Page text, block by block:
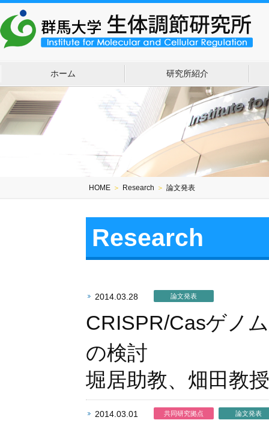
ホーム 研究所紹介
HOME ＞ Research ＞ 論文発表
Research
2014.03.28 論文発表
CRISPR/Casゲノ
の検討
堀居助教、畑田教
2014.03.01 共同研究拠点 論文発表